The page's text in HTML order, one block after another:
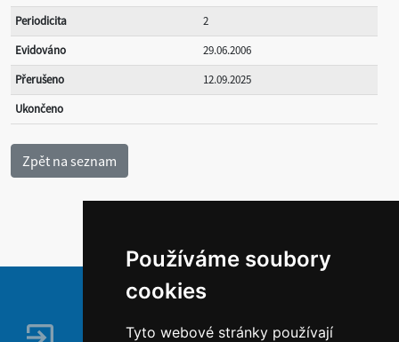
Používáme soubory
cookies
Tyto webové stránky používají
Periodicita
2
Evidováno
29.06.2006
Přerušeno
12.09.2025
Ukončeno